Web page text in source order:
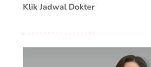
Klik Jadwal Dokter
_________________